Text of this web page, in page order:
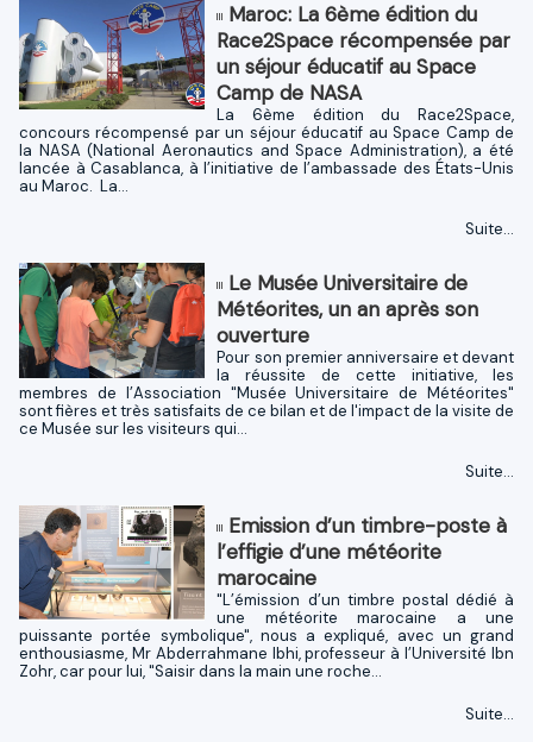
Maroc: La 6ème édition du
Race2Space récompensée par
un séjour éducatif au Space
Camp de NASA
La 6ème édition du Race2Space,
concours récompensé par un séjour éducatif au Space Camp de
la NASA (National Aeronautics and Space Administration), a été
lancée à Casablanca, à l’initiative de l’ambassade des États-Unis
au Maroc. La...
Suite...
Le Musée Universitaire de
Météorites, un an après son
ouverture
Pour son premier anniversaire et devant
la réussite de cette initiative, les
membres de l’Association "Musée Universitaire de Météorites"
sont fières et très satisfaits de ce bilan et de l'impact de la visite de
ce Musée sur les visiteurs qui...
Suite...
Emission d’un timbre-poste à
l’effigie d’une météorite
marocaine
"L’émission d’un timbre postal dédié à
une météorite marocaine a une
puissante portée symbolique", nous a expliqué, avec un grand
enthousiasme, Mr Abderrahmane Ibhi, professeur à l’Université Ibn
Zohr, car pour lui, "Saisir dans la main une roche...
Suite...